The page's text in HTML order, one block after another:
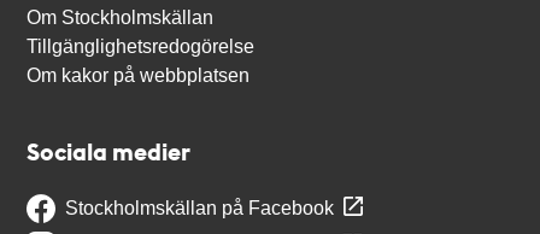
Om Stockholmskällan
Tillgänglighetsredogörelse
Om kakor på webbplatsen
Sociala medier
Stockholmskällan på Facebook